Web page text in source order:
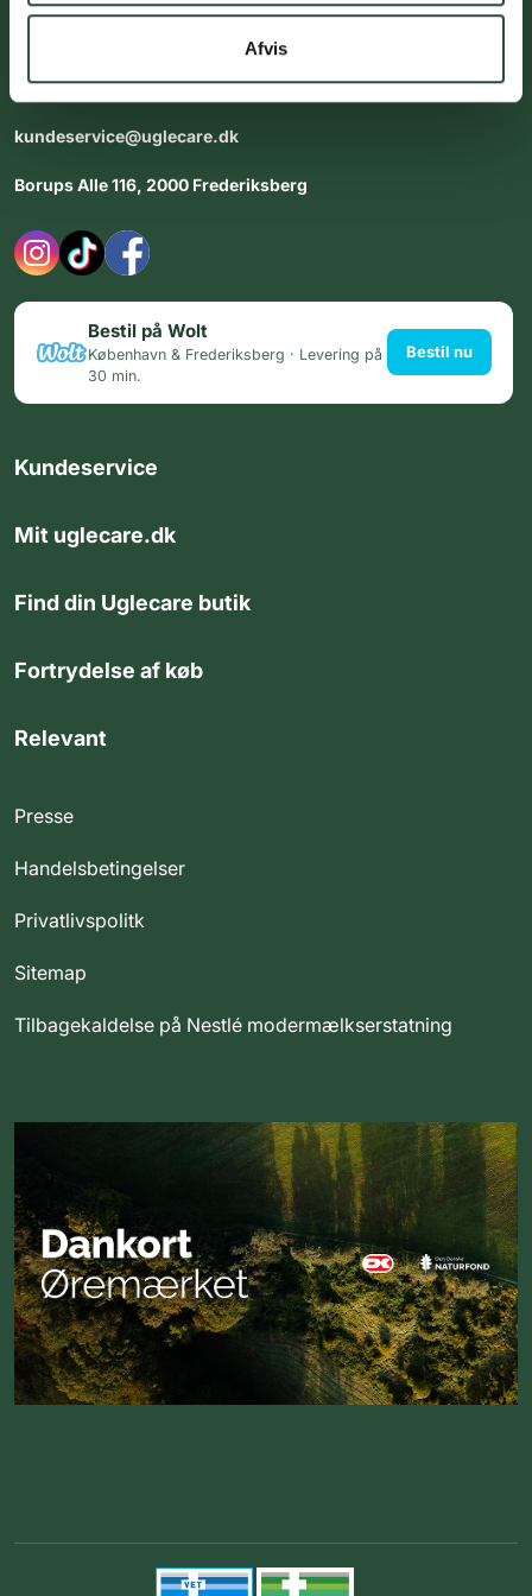
Afvis
dig med personlig rådgiving - alle dage.
Åbningstider i butikken:Alle dage 8:00 - 22:00
kundeservice@uglecare.dk
Borups Alle 116, 2000 Frederiksberg
Bestil på Wolt
København & Frederiksberg · Levering på
30 min.
Bestil nu
Kundeservice
Mit uglecare.dk
Find din Uglecare butik
Fortrydelse af køb
Relevant
Presse
Handelsbetingelser
Privatlivspolitk
Sitemap
Tilbagekaldelse på Nestlé modermælkserstatning